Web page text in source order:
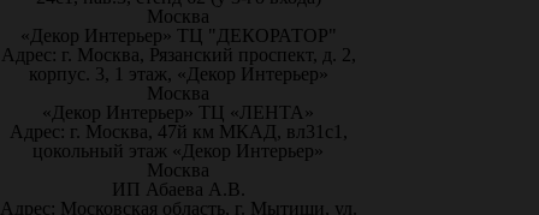
Москва
«Декор Интерьер» ТЦ "ДЕКОРАТОР"
Адрес: г. Москва, Рязанский проспект, д. 2,
корпус. 3, 1 этаж, «Декор Интерьер»
Москва
«Декор Интерьер» ТЦ «ЛЕНТА»
Адрес: г. Москва, 47й км МКАД, вл31с1,
цокольный этаж «Декор Интерьер»
Москва
ИП Абаева А.В.
Адрес: Московская область, г. Мытищи, ул.